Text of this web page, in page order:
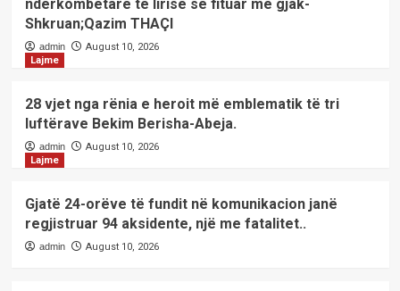
ndërkombëtare të lirisë së fituar me gjak-
Shkruan;Qazim THAÇI
admin
August 10, 2026
Lajme
28 vjet nga rënia e heroit më emblematik të tri
luftërave Bekim Berisha-Abeja.
admin
August 10, 2026
Lajme
Gjatë 24-orëve të fundit në komunikacion janë
regjistruar 94 aksidente, një me fatalitet..
admin August 10, 2026